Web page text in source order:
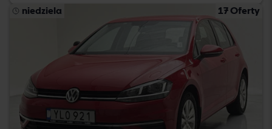
niedziela 17 Oferty